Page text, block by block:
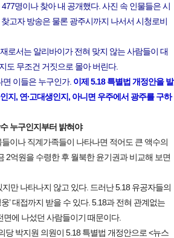
명이나 찾아 내 공개했다. 사진 속 인물들은 시
고자 방송은 물론 광주시까지 나서서 시청로비
로서는 알리바이가 전혀 맞지 않는 사람들이 대
도 무조건 거짓으로 몰아 버린다.
이들은 누구인가. 이제 5.18 특별법 개정안을 발
지, 연∙고대생인지, 아니면 우주에서 광주를 구하
누구인지부터 밝혀야
이나 직계가족들이 나타나면 적어도 큰 액수의
2억원을 수령한 후 월북한 윤기권과 비교해 보면
만 나타나지 않고 있다. 드러난 5.18 유공자들의
’ 대접까지 받을 수 있다. 5.18과 전혀 관계없는
에 나섰던 사람들이기 때문이다.
박지원 의원이 5.18 특별법 개정안으로 <뉴스